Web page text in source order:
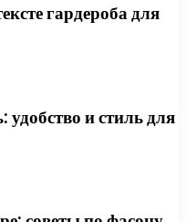
гардероба для
и стиль для